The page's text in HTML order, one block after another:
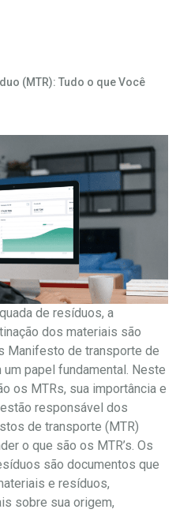
(MTR): Tudo o que Você
de resíduos, a
dos materiais são
Manifesto de transporte de
papel fundamental. Neste
os MTRs, sua importância e
responsável dos
de transporte (MTR)
o que são os MTR’s. Os
são documentos que
e resíduos,
sobre sua origem,